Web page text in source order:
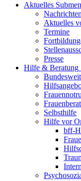
Aktuelles
Nachrichten
Aktuelles
Termine
Presse
Hilfe & Beratung
Selbsthilfe
Hilfe vor
bff-